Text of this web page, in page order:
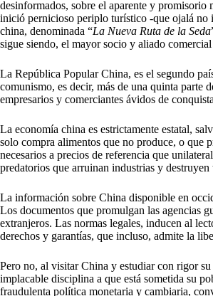
desinformados, sobre el aparente y
inició pernicioso periplo turístico -que ojalá no
china, denominada “La Nueva Ruta de la Seda
sigue siendo, el mayor socio y aliado
La República Popular China, es el segundo
comunismo, es decir, más de una quinta parte
empresarios y comerciantes ávidos de
La economía china es estrictamente estatal,
solo compra alimentos que no produce, o que
necesarios a precios de referencia que
predatorios que arruinan industrias y
La información sobre China disponible en
Los documentos que promulgan las agencias
extranjeros. Las normas legales, inducen al
derechos y garantías, que incluso, admite la
Pero no, al visitar China y estudiar con rigor
implacable disciplina a que está sometida su
fraudulenta política monetaria y cambiaria,